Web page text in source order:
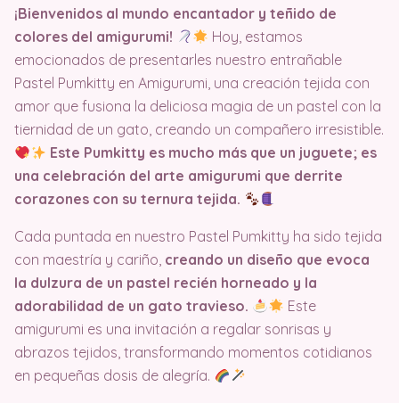
¡Bienvenidos al mundo encantador y teñido de
colores del amigurumi!
Hoy, estamos
emocionados de presentarles nuestro entrañable
Pastel Pumkitty en Amigurumi, una creación tejida con
amor que fusiona la deliciosa magia de un pastel con la
tiernidad de un gato, creando un compañero irresistible.
Este Pumkitty es mucho más que un juguete; es
una celebración del arte amigurumi que derrite
corazones con su ternura tejida.
Cada puntada en nuestro Pastel Pumkitty ha sido tejida
con maestría y cariño, creando un diseño que evoca
la dulzura de un pastel recién horneado y la
adorabilidad de un gato travieso.
Este
amigurumi es una invitación a regalar sonrisas y
abrazos tejidos, transformando momentos cotidianos
en pequeñas dosis de alegría.